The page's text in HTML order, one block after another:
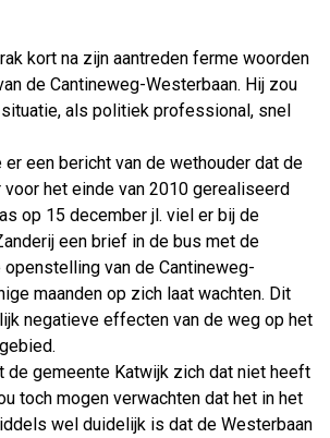
kort na zijn aantreden ferme woorden
de Cantineweg-Westerbaan. Hij zou
als politiek professional, snel
er een bericht van de wethouder dat de
het einde van 2010 gerealiseerd
op 15 december jl. viel er bij de
een brief in de bus met de
van de Cantineweg-
maanden op zich laat wachten. Dit
negatieve effecten van de weg op het
de gemeente Katwijk zich dat niet heeft
toch mogen verwachten dat het in het
wel duidelijk is dat de Westerbaan